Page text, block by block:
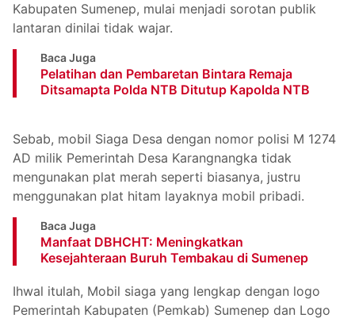
Kabupaten Sumenep, mulai menjadi sorotan publik
lantaran dinilai tidak wajar.
Baca Juga
Pelatihan dan Pembaretan Bintara Remaja
Ditsamapta Polda NTB Ditutup Kapolda NTB
Sebab, mobil Siaga Desa dengan nomor polisi M 1274
AD milik Pemerintah Desa Karangnangka tidak
mengunakan plat merah seperti biasanya, justru
menggunakan plat hitam layaknya mobil pribadi.
Baca Juga
Manfaat DBHCHT: Meningkatkan
Kesejahteraan Buruh Tembakau di Sumenep
Ihwal itulah, Mobil siaga yang lengkap dengan logo
Pemerintah Kabupaten (Pemkab) Sumenep dan Logo